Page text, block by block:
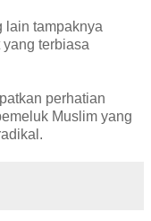
lain tampaknya
terbiasa
perhatian
Muslim yang